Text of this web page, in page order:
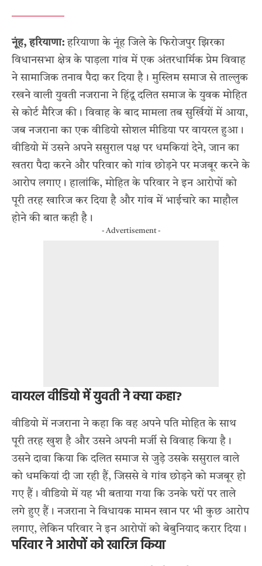
नूंह, हरियाणा: हरियाणा के नूंह जिले के फिरोजपुर झिरका
विधानसभा क्षेत्र के पाड़ला गांव में एक अंतरधार्मिक प्रेम विवाह
ने सामाजिक तनाव पैदा कर दिया है। मुस्लिम समाज से ताल्लुक
रखने वाली युवती नजराना ने हिंदू दलित समाज के युवक मोहित
से कोर्ट मैरिज की। विवाह के बाद मामला तब सुर्खियों में आया,
जब नजराना का एक वीडियो सोशल मीडिया पर वायरल हुआ।
वीडियो में उसने अपने ससुराल पक्ष पर धमकियां देने, जान का
खतरा पैदा करने और परिवार को गांव छोड़ने पर मजबूर करने के
आरोप लगाए। हालांकि, मोहित के परिवार ने इन आरोपों को
पूरी तरह खारिज कर दिया है और गांव में भाईचारे का माहौल
होने की बात कही है।
- Advertisement -
वायरल वीडियो में युवती ने क्या कहा?
वीडियो में नजराना ने कहा कि वह अपने पति मोहित के साथ
पूरी तरह खुश है और उसने अपनी मर्जी से विवाह किया है।
उसने दावा किया कि दलित समाज से जुड़े उसके ससुराल वाले
को धमकियां दी जा रही हैं, जिससे वे गांव छोड़ने को मजबूर हो
गए हैं। वीडियो में यह भी बताया गया कि उनके घरों पर ताले
लगे हुए हैं। नजराना ने विधायक मामन खान पर भी कुछ आरोप
लगाए, लेकिन परिवार ने इन आरोपों को बेबुनियाद करार दिया।
परिवार ने आरोपों को खारिज किया